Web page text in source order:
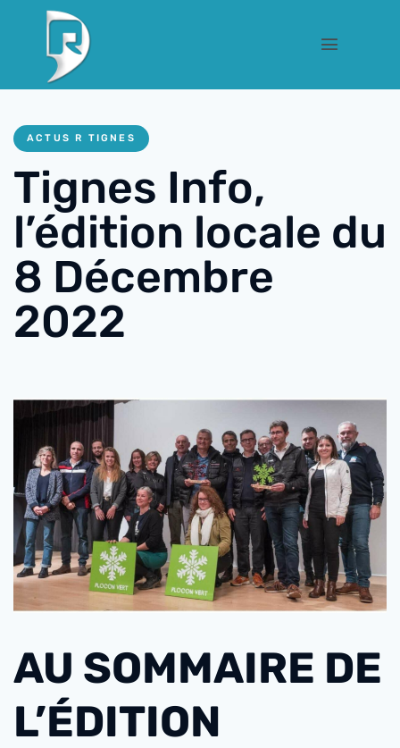
ACTUS R TIGNES
Tignes Info,
l’édition locale du
8 Décembre
2022
AU SOMMAIRE DE
L’ÉDITION